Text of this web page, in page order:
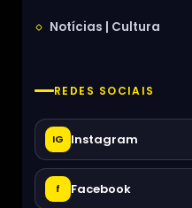
Notícias | Cultura
REDES SOCIAIS
IG Instagram
f Facebook